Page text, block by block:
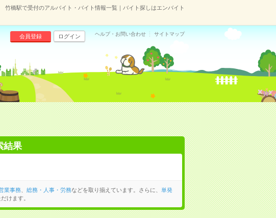
竹橋駅で受付のアルバイト・バイト情報一覧｜バイト探しはエンバイト
会員登録 ログイン ヘルプ・お問い合わせ サイトマップ
結果
業事務、 総務・人事・労務などを取り揃えています。さらに、
単発
けます。